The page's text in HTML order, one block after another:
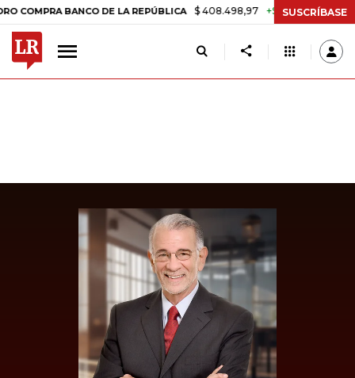
BANCO DE LA REPÚBLICA $ 408.498,97 +$ 8.753,81 +2,19%
SUSCRÍBASE